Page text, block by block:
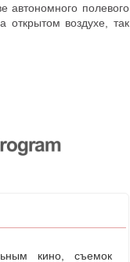
автономного полевого
открытом воздухе
так
кино,
съемок